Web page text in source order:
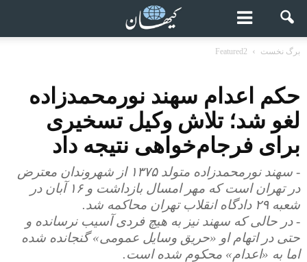
برگ نخست Featured2
حکم اعدام سهند نورمحمدزاده
لغو شد؛ تلاش وکیل تسخیری
برای فرجام‌خواهی نتیجه داد
- سهند نورمحمدزاده متولد ۱۳۷۵ از شهروندان معترض
در تهران است که مهر امسال بازداشت و ۱۶ آبان در
شعبه ۲۹ دادگاه انقلاب تهران محاکمه شد.
- در حالی که سهند نیز به هیچ فردی آسیب نرسانده و
حتی در اتهام او «حریق وسایل عمومی» گنجانده شده
اما به «اعدام» محکوم شده است.